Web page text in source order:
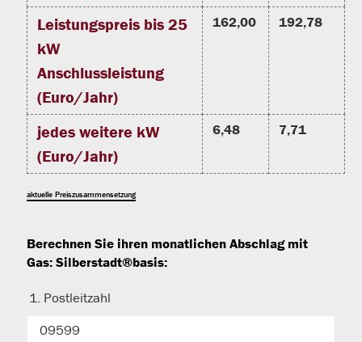
Leistungspreis bis 25
kW
Anschlussleistung
(Euro/Jahr)
162,00 192,78
jedes weitere kW
(Euro/Jahr)
6,48 7,71
aktuelle Preiszusammensetzung
Berechnen Sie ihren monatlichen Abschlag mit
Gas: Silberstadt®basis:
1. Postleitzahl